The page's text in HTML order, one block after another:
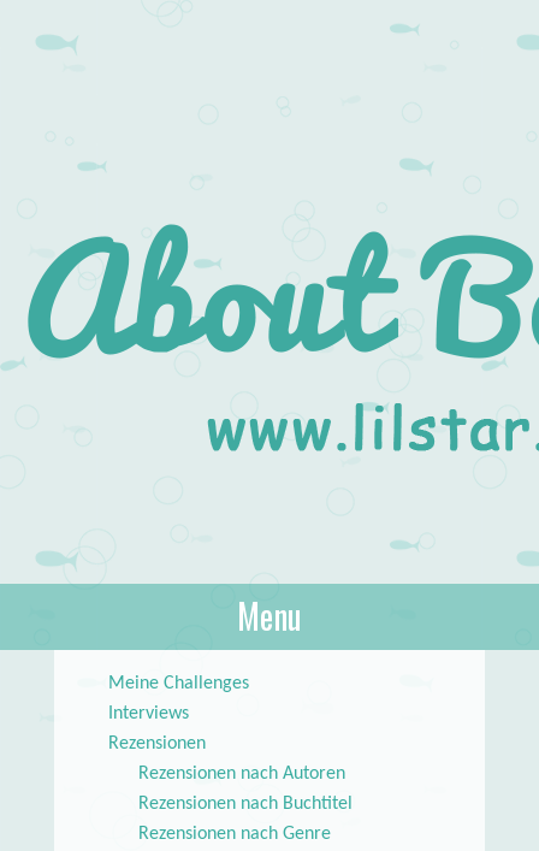
About Books
lilstar.de
Menu
Meine Challenges
Interviews
Rezensionen
Rezensionen nach Autoren
Rezensionen nach Buchtitel
Rezensionen nach Genre